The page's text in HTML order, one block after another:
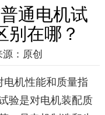
通电机试
别在哪？
源：原创
电机性能和质量指
验是对电机装配质